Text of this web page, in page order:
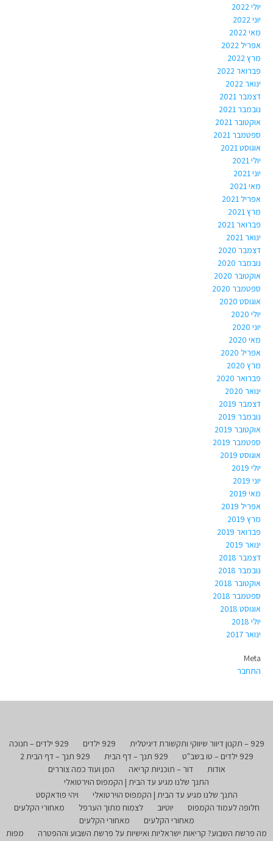
יולי 2022
יוני 2022
מאי 2022
אפריל 2022
מרץ 2022
פברואר 2022
ינואר 2022
דצמבר 2021
נובמבר 2021
אוקטובר 2021
ספטמבר 2021
אוגוסט 2021
יולי 2021
יוני 2021
מאי 2021
אפריל 2021
מרץ 2021
פברואר 2021
ינואר 2021
דצמבר 2020
נובמבר 2020
אוקטובר 2020
ספטמבר 2020
אוגוסט 2020
יולי 2020
יוני 2020
מאי 2020
אפריל 2020
מרץ 2020
פברואר 2020
ינואר 2020
דצמבר 2019
נובמבר 2019
אוקטובר 2019
ספטמבר 2019
אוגוסט 2019
יולי 2019
יוני 2019
מאי 2019
אפריל 2019
מרץ 2019
פברואר 2019
ינואר 2019
דצמבר 2018
נובמבר 2018
אוקטובר 2018
ספטמבר 2018
אוגוסט 2018
יולי 2018
ינואר 2017
Meta
התחבר
929 – תקנון דיוור שיווקי ותקשורת דיגיטלית 929 ילדים
929 ילדים – חנוכה
929 ילדים – טו בשב"ט
929 תנך – דף הבית
929 תנך – דף הבית 2
אודות
דור – תוכניות קריאה
המן ועוד כמה צוררים
התנך שלנו מגיע עד הבית | הקמפוס הוירטואלי
התנך שלנו מגיע עד הבית | הקמפוס הוירטואלי
ויהי פודאקסט
חלופה לעמוד הקמפוס
יוטיוב לצמוח מתוך הערפל
מאחורי הקלעים
מאחורי הקלעים
מאחורי הקלעים
מה פרשת השבוע? קריאות ישראליות ואישיות על פרשת השבוע וההפטרה
מפות